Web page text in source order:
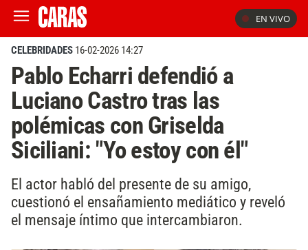
EN VIVO
CELEBRIDADES 16-02-2026 14:27
Pablo Echarri defendió a
Luciano Castro tras las
polémicas con Griselda
Siciliani: "Yo estoy con él"
El actor habló del presente de su amigo,
cuestionó el ensañamiento mediático y reveló
el mensaje íntimo que intercambiaron.